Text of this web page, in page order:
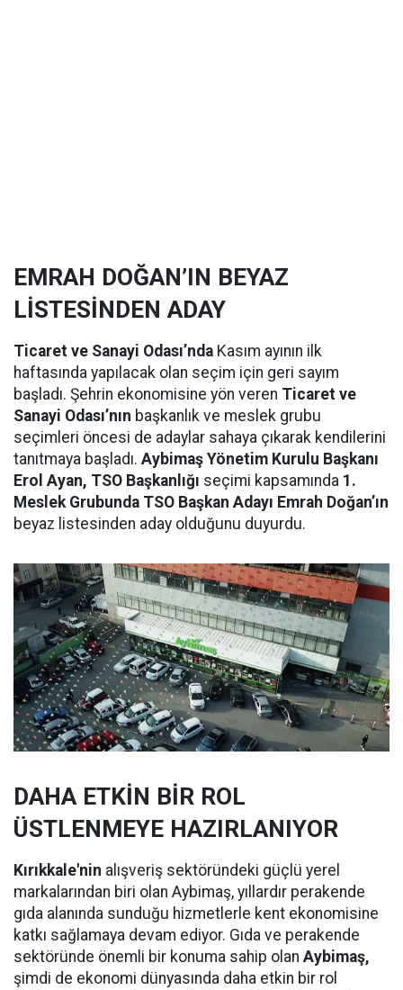
EMRAH DOĞAN’IN BEYAZ
LİSTESİNDEN ADAY
Ticaret ve Sanayi Odası’nda Kasım ayının ilk
haftasında yapılacak olan seçim için geri sayım
başladı. Şehrin ekonomisine yön veren Ticaret ve
Sanayi Odası’nın başkanlık ve meslek grubu
seçimleri öncesi de adaylar sahaya çıkarak kendilerini
tanıtmaya başladı. Aybimaş Yönetim Kurulu Başkanı
Erol Ayan, TSO Başkanlığı seçimi kapsamında 1.
Meslek Grubunda TSO Başkan Adayı Emrah Doğan’ın
beyaz listesinden aday olduğunu duyurdu.
DAHA ETKİN BİR ROL
ÜSTLENMEYE HAZIRLANIYOR
Kırıkkale'nin alışveriş sektöründeki güçlü yerel
markalarından biri olan Aybimaş, yıllardır perakende
gıda alanında sunduğu hizmetlerle kent ekonomisine
katkı sağlamaya devam ediyor. Gıda ve perakende
sektöründe önemli bir konuma sahip olan Aybimaş,
şimdi de ekonomi dünyasında daha etkin bir rol